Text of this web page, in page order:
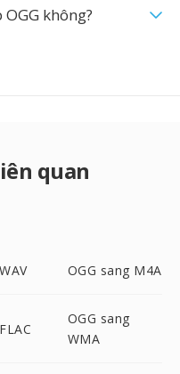
không?
quan
OGG sang M4A
OGG sang
WMA